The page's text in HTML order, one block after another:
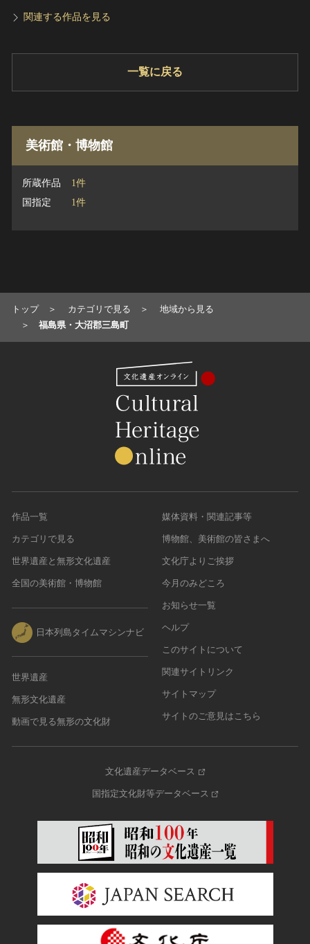
関連する作品を見る
一覧に戻る
美術館・博物館
所蔵作品
1件
国指定
1件
トップ カテゴリで見る
地域から見る
福島県・大沼郡三島町
作品一覧
カテゴリで見る
世界遺産と無形文化遺産
全国の美術館・博物館
日本列島タイムマシンナビ
世界遺産
無形文化遺産
動画で見る無形の文化財
媒体資料・関連記事等
博物館、美術館の皆さまへ
文化庁よりご挨拶
今月のみどころ
お知らせ一覧
ヘルプ
このサイトについて
関連サイトリンク
サイトマップ
サイトのご意見はこちら
文化遺産データベース
国指定文化財等データベース